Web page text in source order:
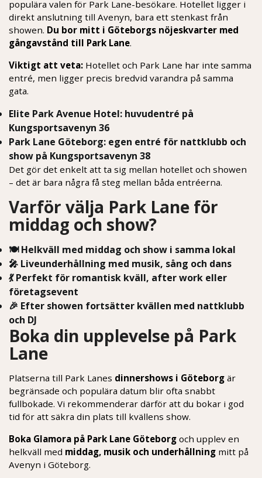
populära valen för Park Lane-besökare. Hotellet ligger i
direkt anslutning till Avenyn, bara ett stenkast från
showen. Du bor mitt i Göteborgs nöjeskvarter med
gångavstånd till Park Lane.
Viktigt att veta: Hotellet och Park Lane har inte samma
entré, men ligger precis bredvid varandra på samma
gata.
Elite Park Avenue Hotel: huvudentré på
Kungsportsavenyn 36
Park Lane Göteborg: egen entré för nattklubb och
show på Kungsportsavenyn 38
Det gör det enkelt att ta sig mellan hotellet och showen
– det är bara några få steg mellan båda entréerna.
Varför välja Park Lane för
middag och show?
🍽️ Helkväll med middag och show i samma lokal
🎤 Liveunderhållning med musik, sång och dans
💃 Perfekt för romantisk kväll, after work eller
företagsevent
🎉 Efter showen fortsätter kvällen med nattklubb
och DJ
Boka din upplevelse på Park
Lane
Platserna till Park Lanes dinnershows i Göteborg är
begränsade och populära datum blir ofta snabbt
fullbokade. Vi rekommenderar därför att du bokar i god
tid för att säkra din plats till kvällens show.
Boka Glamora på Park Lane Göteborg och upplev en
helkväll med middag, musik och underhållning mitt på
Avenyn i Göteborg.